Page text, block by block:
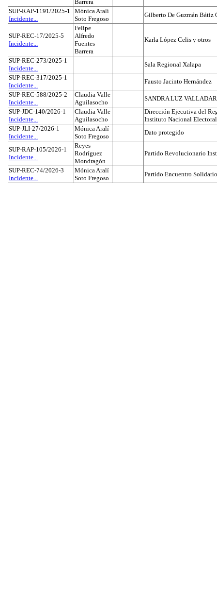
Barrera
SUP-RAP-1191/2025-1
Incidente...
Mónica Aralí
Soto Fregoso
Gilberto De Guzmán Bátiz
SUP-REC-17/2025-5
Incidente...
Felipe
Alfredo
Fuentes
Barrera
Karla López Celis y otros
SUP-REC-273/2025-1
Incidente...
Sala Regional Xalapa
SUP-REC-317/2025-1
Incidente...
Fausto Jacinto Hernández
SUP-REC-588/2025-2
Incidente...
Claudia Valle
Aguilasocho
SANDRA LUZ
SUP-JDC-140/2026-1
Incidente...
Claudia Valle
Aguilasocho
Dirección Ejecutiva del
Instituto Nacional Electoral
SUP-JLI-27/2026-1
Incidente...
Mónica Aralí
Soto Fregoso
Dato protegido
SUP-RAP-105/2026-1
Incidente...
Reyes
Rodríguez
Mondragón
Partido Revolucionario
SUP-REC-74/2026-3
Incidente...
Mónica Aralí
Soto Fregoso
Partido Encuentro